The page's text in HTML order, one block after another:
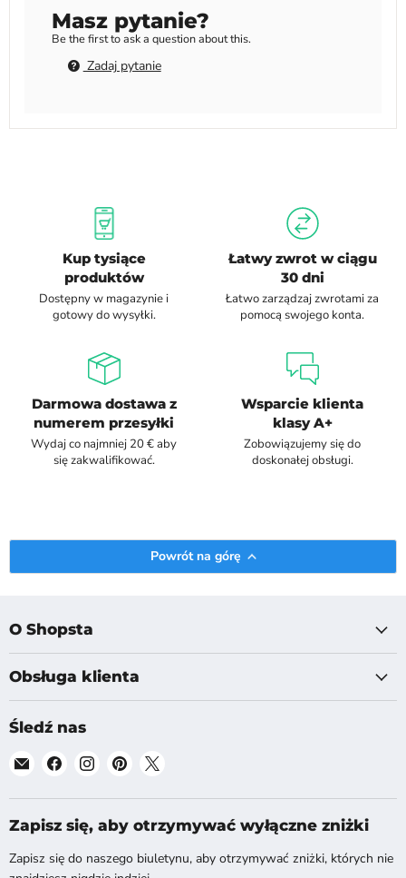
Masz pytanie?
Be the first to ask a question about this.
Zadaj pytanie
Kup tysiące
produktów
Dostępny w magazynie i
gotowy do wysyłki.
Łatwy zwrot w ciągu
30 dni
Łatwo zarządzaj zwrotami za
pomocą swojego konta.
Darmowa dostawa z
numerem przesyłki
Wydaj co najmniej 20 € aby
się zakwalifikować.
Wsparcie klienta
klasy A+
Zobowiązujemy się do
doskonałej obsługi.
Powrót na górę
O Shopsta
Obsługa klienta
Śledź nas
Znajdź
na
E-
mail
Znajdź
na
Facebook
Znajdź
na
Instagram
Znajdź
na
Pinterest
na
X
Zapisz się, aby otrzymywać wyłączne zniżki
Zapisz się do naszego biuletynu, aby otrzymywać zniżki, których nie